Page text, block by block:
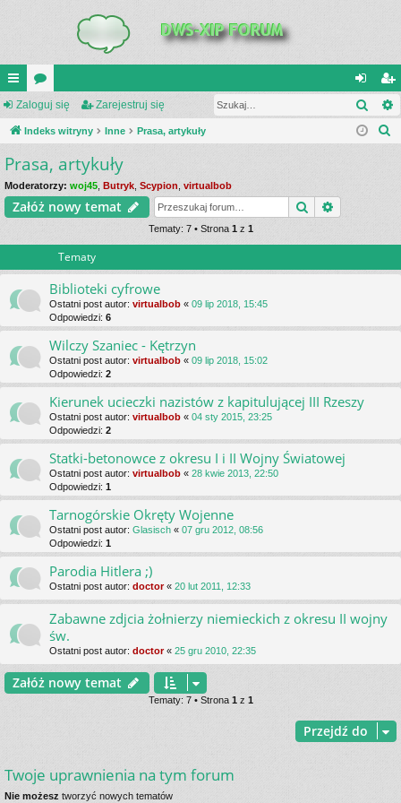
UI
C
K
_L
IN
or
a
al
og
ar
ej
Zaloguj się Zarejestruj się
Indeks witryny Inne Prasa, artykuły
Prasa, artykuły
Moderatorzy: woj45 Butryk Scypion virtualbob
Załóż nowy temat Szukaj
Tematy: 7 • Strona 1 z 1
Tematy
Biblioteki cyfrowe
Ostatni post autor: virtualbob « 09 lip 2018, 15:45
Odpowiedzi: 6
Wilczy Szaniec - Kętrzyn
Ostatni post autor: virtualbob « 09 lip 2018, 15:02
Odpowiedzi: 2
Kierunek ucieczki nazistów z kapitulującej III Rzeszy
Ostatni post autor: virtualbob « 04 sty 2015, 23:25
Odpowiedzi: 2
Statki-betonowce z okresu I i II Wojny Światowej
Ostatni post autor: virtualbob « 28 kwie 2013, 22:50
Odpowiedzi: 1
Tarnogórskie Okręty Wojenne
Ostatni post autor: Glasisch « 07 gru 2012, 08:56
Odpowiedzi: 1
Parodia Hitlera ;)
Ostatni post autor: doctor« 20 lut 2011, 12:33
Zabawne zdjcia żołnierzy niemieckich z okresu II wojny
św.
Ostatni post autor: doctor« 25 gru 2010, 22:35
Załóż nowy temat
Tematy: 7 • Strona 1z 1
Przejdź do
Twoje uprawnienia na tym forum
Nie możesz tworzyć nowych tematów